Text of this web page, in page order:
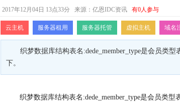
2017年12月04日 13点33分 来源：亿恩IDC资讯 有0人参与
云主机 服务器租用 服务器托管 虚拟主机 域名
织梦数据库结构表名:dede_member_type是会员类
下。
织梦数据库结构表名:dede_member_type是会员类型